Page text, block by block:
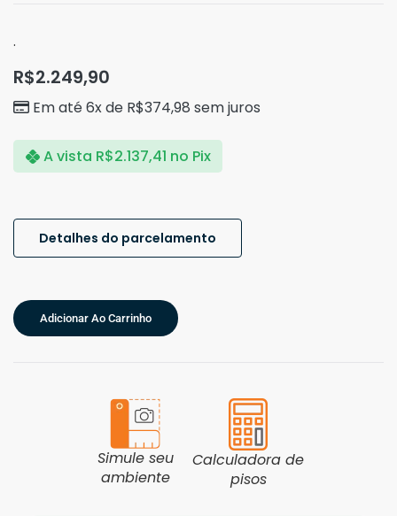
.
R$2.249,90
Em até 6x de R$374,98 sem juros
A vista R$2.137,41 no Pix
Detalhes do parcelamento
Adicionar Ao Carrinho
Simule seu
ambiente
Calculadora de
pisos